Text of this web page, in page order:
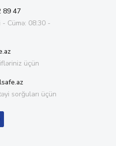
89 47
Cümə: 08:30 -
üçün
sorğuları üçün